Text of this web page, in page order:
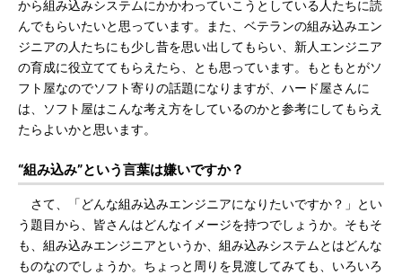
から組み込みシステムにかかわっていこうとしている人たちに読
んでもらいたいと思っています。また、ベテランの組み込みエン
ジニアの人たちにも少し昔を思い出してもらい、新人エンジニア
の育成に役立ててもらえたら、とも思っています。もともとがソ
フト屋なのでソフト寄りの話題になりますが、ハード屋さんに
は、ソフト屋はこんな考え方をしているのかと参考にしてもらえ
たらよいかと思います。
“組み込み”という言葉は嫌いですか？
さて、「どんな組み込みエンジニアになりたいですか？」とい
う題目から、皆さんはどんなイメージを持つでしょうか。そもそ
も、組み込みエンジニアというか、組み込みシステムとはどんな
ものなのでしょうか。ちょっと周りを見渡してみても、いろいろ